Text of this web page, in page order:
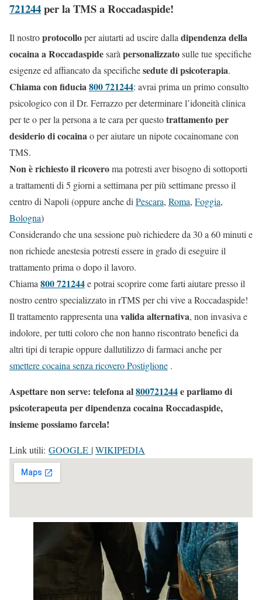
721244per la TMS a Roccadaspide!
Il nostroprotocolloper aiutarti ad uscire dalla dipendenza della
cocaina a Roccadaspidesarà personalizzatosulle tue specifiche
esigenze ed affiancato da specifichesedute di psicoterapia.
Chiama con fiducia800 721244: avrai prima un primo consulto
psicologico con il Dr. Ferrazzo per determinare l’idoneità clinica
per te o per la persona a te cara per questotrattamento per
desiderio di cocainao per aiutare un nipote cocainomane con
TMS.
Non è richiesto il ricoveroma potresti aver bisogno di sottoporti
a trattamenti di 5 giorni a settimana per più settimane presso il
centro di Napoli (oppure anche di Pescara, Roma, Foggia,
Bologna)
Considerando che una sessione può richiedere da 30 a 60 minuti e
non richiede anestesia potresti essere in grado di eseguire il
trattamento prima o dopo il lavoro.
Chiama 800 721244e potrai scoprire come farti aiutare presso il
nostro centro specializzato in rTMS per chi vive a Roccadaspide!
Il trattamento rappresenta una valida alternativa, non invasiva e
indolore, per tutti coloro che non hanno riscontrato benefici da
altri tipi di terapie oppure dallutilizzo di farmaci anche per
smettere cocaina senza ricovero Postiglione .
Aspettare non serve: telefona al800721244e parliamo di
psicoterapeuta per dipendenza cocaina Roccadaspide,
insieme possiamo farcela!
Link utili: GOOGLE |WIKIPEDIA